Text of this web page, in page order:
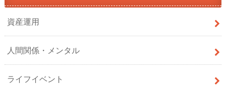
資産運用
人間関係・メンタル
ライフイベント